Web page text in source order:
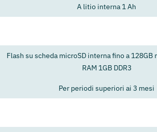
A litio interna 1 Ah
Flash su scheda microSD interna fino a 128GB
RAM 1GB DDR3
Per periodi superiori ai 3 mesi